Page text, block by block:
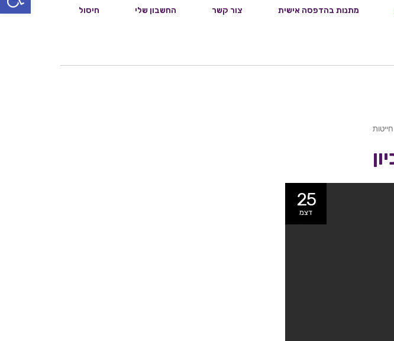
מתנות בהדפסה אישית צור קשר החשבון שלי חיסול
חייטות
25
דצמ